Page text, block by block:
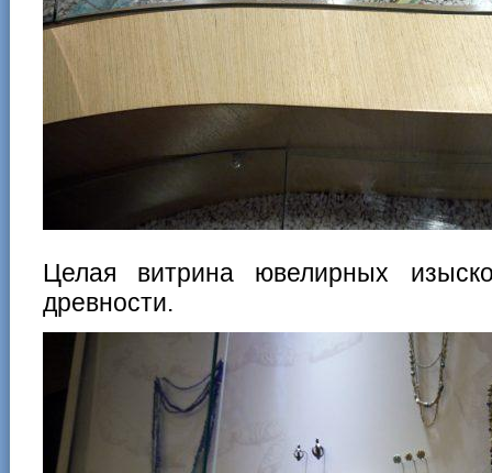
Целая витрина ювелирных
древности.